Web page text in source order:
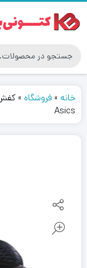
خانه »فروشگاه »
Asics